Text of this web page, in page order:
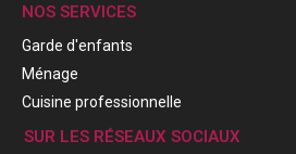
NOS SERVICES
Garde d'enfants
Ménage
Cuisine professionnelle
SUR LES RÉSEAUX SOCIAUX